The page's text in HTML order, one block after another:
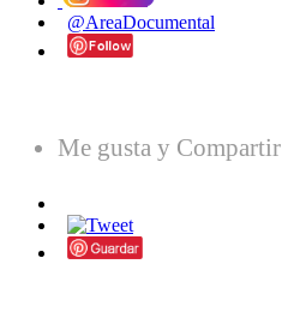
@AreaDocumental
Me gusta y Compartir